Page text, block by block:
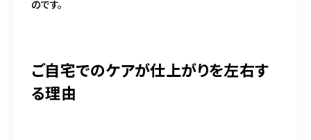
のです。
ご自宅でのケアが仕上がりを左右す
る理由